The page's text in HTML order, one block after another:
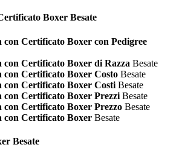
Boxer Besate
Certificato Boxer con Pedigree
con Certificato Boxer di Razza Besate
con Certificato Boxer Costo Besate
con Certificato Boxer Costi Besate
con Certificato Boxer Prezzi Besate
con Certificato Boxer Prezzo Besate
con Certificato Boxer Besate
Besate